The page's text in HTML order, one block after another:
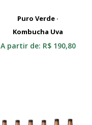
Selecionar
Puro Verde ·
Kombucha Uva
A partir de: R$190,80